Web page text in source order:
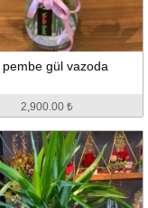
pembe gül vazoda
2,900.00 ₺